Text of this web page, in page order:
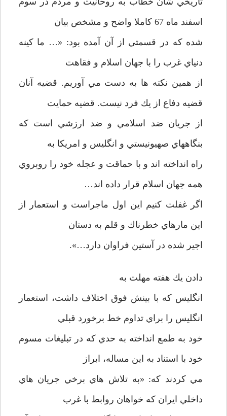
اسفند ماه 67 كاملا واضح و مشخص بيان
شده كه در قسمتي از آن آمده بود: «… ما كينه
دنياي غرب را با جهان اسلام و فقاهت
از همين نكته ها به دست مي آوريم. قضيه آنان
قضيه دفاع از يك فرد نيست. قضيه حمايت
از جريان ضد اسلامي و ضد ارزشي است كه
بنگاههاي صهيونيستي و انگليس و امريكا به
راه انداخته اند و با حماقت و عجله خود را روبروي
همه جهان اسلام قرار داده اند…
اگر غفلت كنيم اين اول ماجراست و استعمار از
اين مارهاي خطرناك و قلم به دستان
اجير شده در آستين فراوان دارد…».
دادن يك هفته مهلت به
انگليس كه با بينش فوق اختلاف داشت، استعمار
انگليس را براي تداوم خط برخورد قبلي
خود به طمع انداخته به حدي كه در تبليغات مسوم
خود با استناد به اين مساله، ابراز
مي كردند كه: «به تلاش هاي برخي جريان هاي
داخلي ايران كه خواهان روابط با غرب